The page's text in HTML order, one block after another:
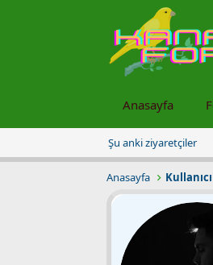
Anasayfa
Şu anki ziyaretçiler
Anasayfa